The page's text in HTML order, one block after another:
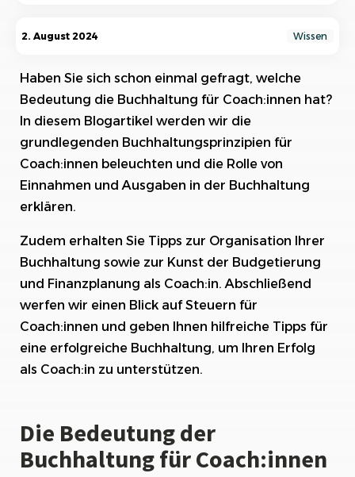
Die Bedeutung der Buchhaltung für
Coach:innen
Grundlegende Buchhaltungsprinzipien für
Coach:innen
Die wichtigsten 3 Punkte für die Buchhaltung
bei einem Coach
Die Rolle von Einnahmen und Ausgaben in der
Kleinunternehmerregelung für Coaches
(Trainer)
Tipps für die Organisation Ihrer Buchhaltung als
Coach:in
Zeiterfassung als Coache & Trainer
Die Kunst der Budgetierung und Finanzplanung
sollten
2. August 2024 Wissen
Haben Sie sich schon einmal gefragt, welche
Bedeutung die Buchhaltung für Coach:innen hat?
In diesem Blogartikel werden wir die
grundlegenden Buchhaltungsprinzipien für
Coach:innen beleuchten und die Rolle von
Einnahmen und Ausgaben in der Buchhaltung
erklären.
Zudem erhalten Sie Tipps zur Organisation Ihrer
Buchhaltung sowie zur Kunst der Budgetierung
und Finanzplanung als Coach:in. Abschließend
werfen wir einen Blick auf Steuern für
Coach:innen und geben Ihnen hilfreiche Tipps für
eine erfolgreiche Buchhaltung, um Ihren Erfolg
als Coach:in zu unterstützen.
Die Bedeutung der
Buchhaltung für Coach:innen